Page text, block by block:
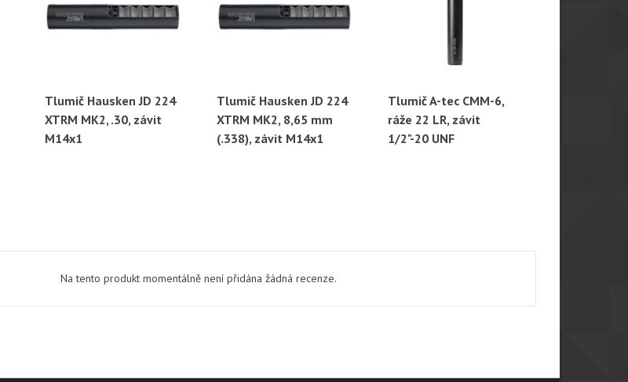
Rychlý náhled
Tlumič Hausken JD 224
XTRM MK2, .30, závit
M14x1
Rychlý náhled
Tlumič Hausken JD 224
XTRM MK2, 8,65 mm
(.338), závit M14x1
Rychlý náhled
Tlumič A-tec CMM-6,
ráže 22 LR, závit
1/2"-20 UNF
Na tento produkt momentálně není přidána žádná recenze.